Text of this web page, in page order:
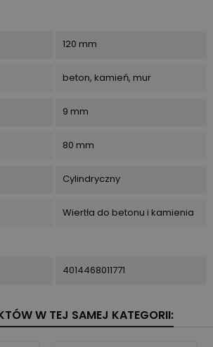
120 mm
beton, kamień, mur
9 mm
80 mm
Cylindryczny
Wiertła do betonu i kamienia
4014468011771
W TEJ SAMEJ KATEGORII: